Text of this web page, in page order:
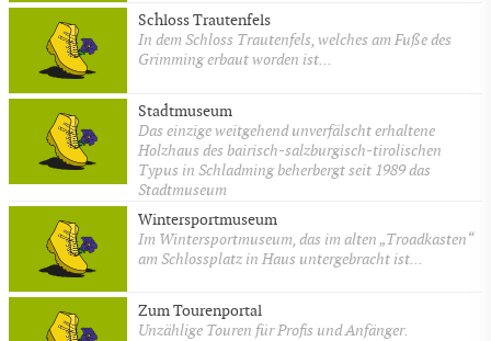
Schloss Trautenfels
In dem Schloss Trautenfels, welches am Fuße des
Grimming erbaut worden ist...
Stadtmuseum
Das einzige weitgehend unverfälscht erhaltene
Holzhaus des bairisch-salzburgisch-tirolischen
Typus in Schladming beherbergt seit 1989 das
Stadtmuseum
Wintersportmuseum
Im Wintersportmuseum, das im alten „Troadkasten“
am Schlossplatz in Haus untergebracht ist...
Zum Tourenportal
Unzählige Touren für Profis und Anfänger.